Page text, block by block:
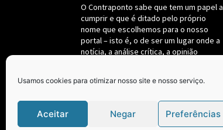
Usamos cookies para otimizar nosso site e nosso serviço.
Aceitar Negar Preferências
O Contraponto sabe que tem um papel a
cumprir e que é ditado pelo próprio
nome que escolhemos para o nosso
portal – isto é, o de ser um lugar onde a
notícia, a análise crítica, a opinião
submeter a um só critério: a de
oposição ou situação.